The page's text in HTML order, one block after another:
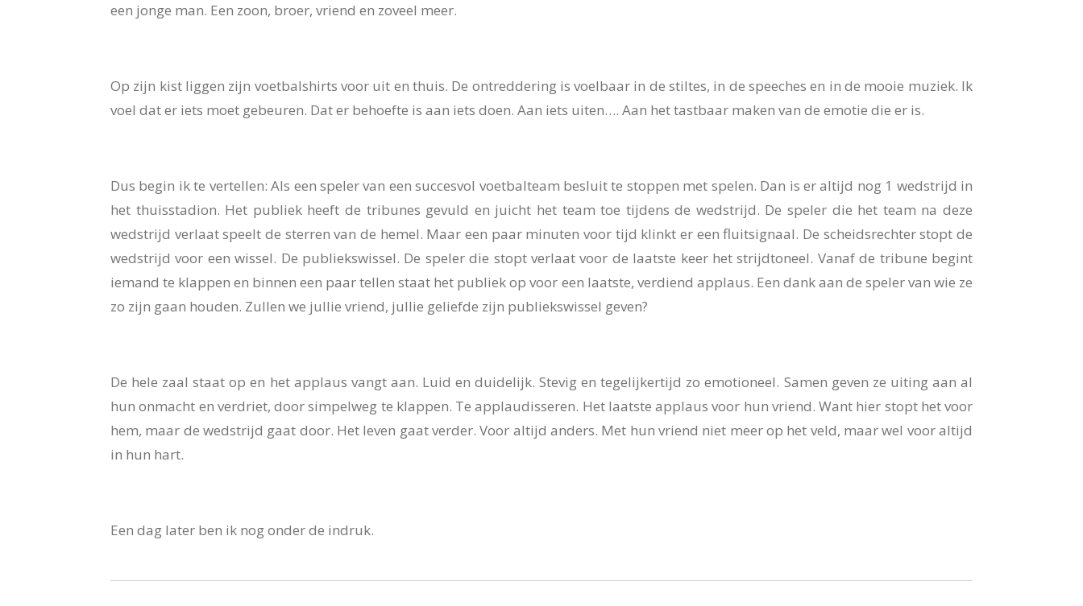
een jonge man. Een zoon, broer, vriend en zoveel meer.
Op zijn kist liggen zijn voetbalshirts voor uit en thuis. De ontreddering is voelbaar in de stiltes, in de speeches en in de mooie muziek. Ik
voel dat er iets moet gebeuren. Dat er behoefte is aan iets doen. Aan iets uiten…. Aan het tastbaar maken van de emotie die er is.
Dus begin ik te vertellen:Als een speler van een succesvol voetbalteam besluit te stoppen met spelen. Dan is er altijd nog 1 wedstrijd in
het thuisstadion. Het publiek heeft de tribunes gevuld en juicht het team toe tijdens de wedstrijd. De speler die het team na deze
wedstrijd verlaat speelt de sterren van de hemel. Maar een paar minuten voor tijd klinkt er een fluitsignaal. De scheidsrechter stopt de
wedstrijd voor een wissel. De publiekswissel. De speler die stopt verlaat voor de laatste keer het strijdtoneel. Vanaf de tribune begint
iemand te klappen en binnen een paar tellen staat het publiek op voor een laatste, verdiend applaus. Een dank aan de speler van wie ze
zo zijn gaan houden. Zullen we jullie vriend, jullie geliefde zijn publiekswissel geven?
De hele zaal staat op en het applaus vangt aan. Luid en duidelijk. Stevig en tegelijkertijd zo emotioneel. Samen geven ze uiting aan al
hun onmacht en verdriet, door simpelweg te klappen. Te applaudisseren. Het laatste applaus voor hun vriend. Want hier stopt het voor
hem, maar de wedstrijd gaat door. Het leven gaat verder. Voor altijd anders. Met hun vriend niet meer op het veld, maar wel voor altijd
in hun hart.
Een dag later ben ik nog onder de indruk.